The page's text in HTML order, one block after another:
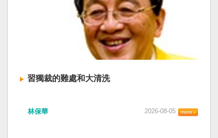
習獨裁的難處和大清洗
林保華 2026-08-05